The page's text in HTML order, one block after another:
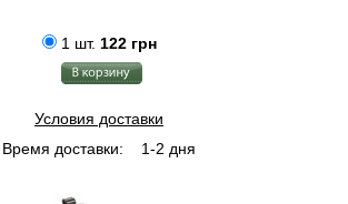
1 шт. 122 грн
Условия доставки
Время доставки:
1-2 дня